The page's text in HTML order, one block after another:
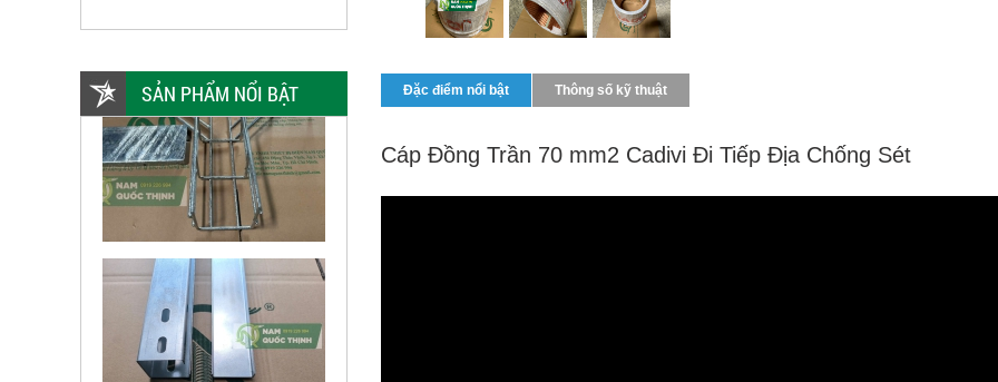
SẢN PHẨM NỔI BẬT Đặc điểm nổi bật Thông số kỹ thuật
Cáp Đồng Trần 70 mm2 Cadivi Đi Tiếp Địa Chống Sét